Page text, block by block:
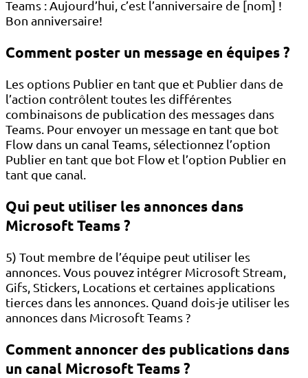
Teams : Aujourd’hui, c’est l’anniversaire de [nom] !
Bon anniversaire!
Comment poster un message en équipes ?
Les options Publier en tant que et Publier dans de
l’action contrôlent toutes les différentes
combinaisons de publication des messages dans
Teams. Pour envoyer un message en tant que bot
Flow dans un canal Teams, sélectionnez l’option
Publier en tant que bot Flow et l’option Publier en
tant que canal.
Qui peut utiliser les annonces dans
Microsoft Teams ?
5) Tout membre de l’équipe peut utiliser les
annonces. Vous pouvez intégrer Microsoft Stream,
Gifs, Stickers, Locations et certaines applications
tierces dans les annonces. Quand dois-je utiliser les
annonces dans Microsoft Teams ?
Comment annoncer des publications dans
un canal Microsoft Teams ?